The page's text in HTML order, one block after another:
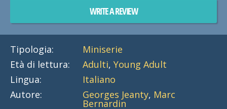
WRITE A REVIEW
Tipologia:
Miniserie
Età di lettura:
Adulti, Young Adult
Lingua:
Italiano
Autore:
Georges Jeanty, Marc
Bernardin